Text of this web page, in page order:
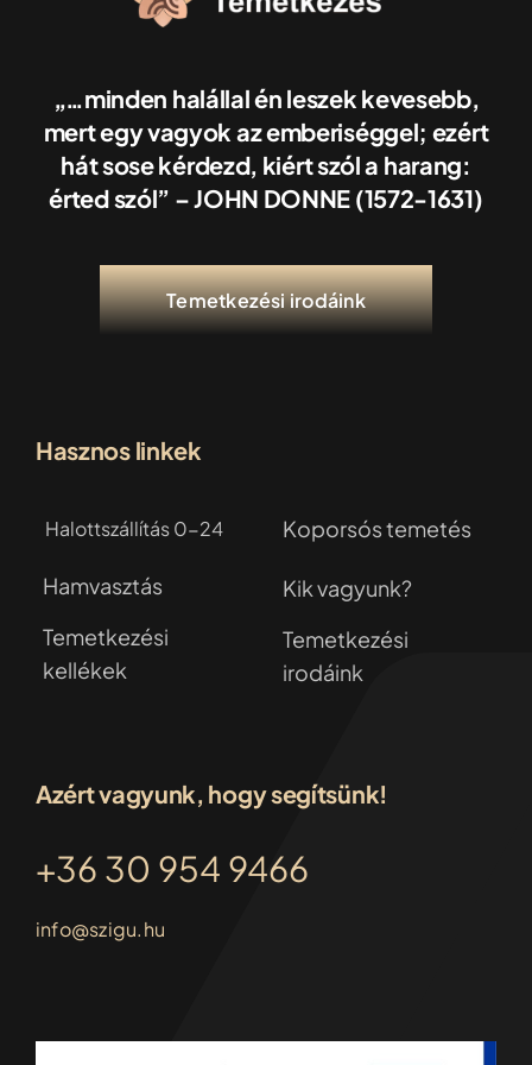
Árajánlatkérés
Időpontfoglalás
„…minden halállal én leszek kevesebb,
mert egy vagyok az emberiséggel; ezért
hát sose kérdezd, kiért szól a harang:
érted szól” – JOHN DONNE (1572-1631)
Temetkezési irodáink
Hasznos linkek
Halottszállítás 0-24
Hamvasztás
Temetkezési
kellékek
Koporsós temetés
Kik vagyunk?
Temetkezési
irodáink
Azért vagyunk, hogy segítsünk!
+36 30 954 9466
info@szigu.hu